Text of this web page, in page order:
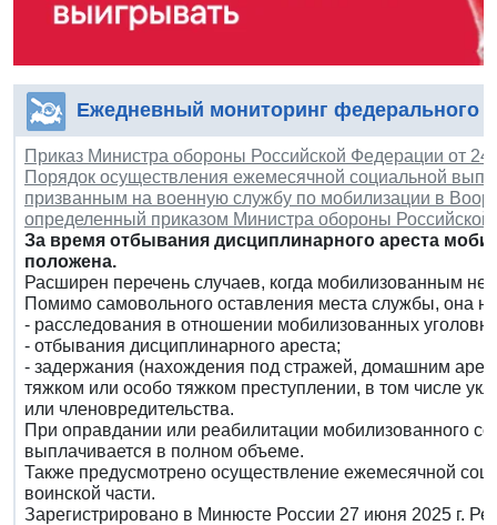
Ежедневный мониторинг федерального
Приказ Министра обороны Российской Федерации от
Порядок осуществления ежемесячной социальной
призванным на военную службу по мобилизации в
определенный приказом Министра обороны
За время отбывания дисциплинарного ареста
положена.
Расширен перечень случаев, когда мобилизованным
Помимо самовольного оставления места службы, она
- расследования в отношении мобилизованных
- отбывания дисциплинарного ареста;
- задержания (нахождения под стражей, домашним
тяжком или особо тяжком преступлении, в том числе
или членовредительства.
При оправдании или реабилитации мобилизованного
выплачивается в полном объеме.
Также предусмотрено осуществление ежемесячной
воинской части.
Зарегистрировано в Минюсте России 27 июня 2025 г.